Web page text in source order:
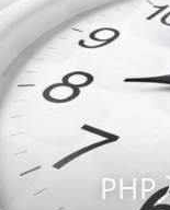
PHP